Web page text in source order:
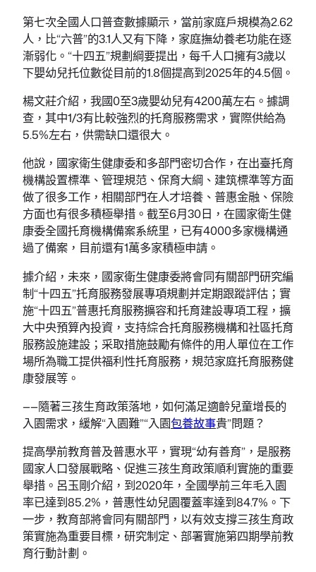
第七次全國人口普查數據顯示，當前家庭戶規模為2.62
人，比“六普”的3.1人又有下降，家庭撫幼養老功能在逐
漸弱化。“十四五”規劃綱要提出，每千人口擁有3歲以
下嬰幼兒托位數從目前的1.8個提高到2025年的4.5個。
楊文莊介紹，我國0至3歲嬰幼兒有4200萬左右。據調
查，其中1/3有比較強烈的托育服務需求，實際供給為
5.5%左右，供需缺口還很大。
他說，國家衛生健康委和多部門密切合作，在出臺托育
機構設置標準、管理規范、保育大綱、建筑標準等方面
做了很多工作，相關部門在人才培養、普惠金融、保險
方面也有很多積極舉措。截至6月30日，在國家衛生健
康委全國托育機構備案系統里，已有4000多家機構通
過了備案，目前還有1萬多家積極申請。
據介紹，未來，國家衛生健康委將會同有關部門研究編
制“十四五”托育服務發展專項規劃并定期跟蹤評估；實
施“十四五”普惠托育服務擴容和托育建設專項工程，擴
大中央預算內投資，支持綜合托育服務機構和社區托育
服務設施建設；采取措施鼓勵有條件的用人單位在工作
場所為職工提供福利性托育服務，規范家庭托育服務健
康發展等。
——隨著三孩生育政策落地，如何滿足適齡兒童增長的
入園需求，緩解“入園難”“入園包養故事貴”問題？
提高學前教育普及普惠水平，實現“幼有善育”，是服務
國家人口發展戰略、促進三孩生育政策順利實施的重要
舉措。呂玉剛介紹，到2020年，全國學前三年毛入園
率已達到85.2%，普惠性幼兒園覆蓋率達到84.7%。下
一步，教育部將會同有關部門，以有效支撐三孩生育政
策實施為重要目標，研究制定、部署實施第四期學前教
育行動計劃。